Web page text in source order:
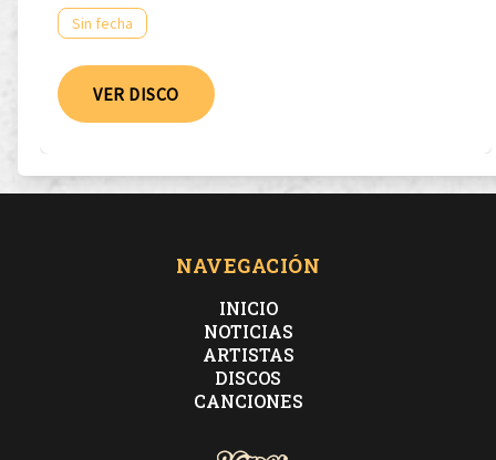
Sin fecha
VER DISCO
NAVEGACIÓN
INICIO
NOTICIAS
ARTISTAS
DISCOS
CANCIONES